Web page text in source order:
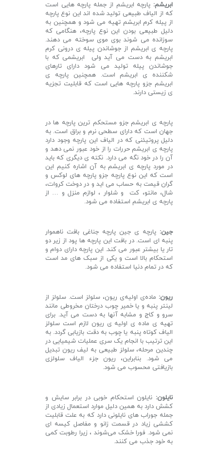
ابریشم: پارچه ابریشم از جمله پارچه هایی است
که از الیاف طبیعی تولید شده اند این نوع پارچه
از پیله کرم ابریشم تهیه می شود و همچنین به
دلیل طبیعی بودن این نوع پارچه، هنگامی که
سوزانده می شوند بوی موی سوخته می دهند.
پارچه ی ابریشم از جوشاندن پیله ی درونی کرم
ابریشم به دست می آید ولی ابریشمی که با
جوشاندن پیله تولید می شود دارای تارهای
شکننده ی ابریشم است. همچنین پارچه ی
ابریشم جزو پارچه هایی است که قابلیت تجزیه
ی زیستی دارند.
پارچه ی ابریشم جزو مستحکم ترین پارچه ها در
جهان است که دارای سطحی نرم و براق است. به
دلیل پروتیئنی که در الیاف این پارچه وجود دارد
پارچه ی ابریشم حررات را از خود عبور نمی دهد و
آن را در خود نگه می دارد. نکته ی دیگری که باید
در مورد پارچه ی ابریشم به آن اشاره کنیم این
است که این نوع پارچه جزو پارچه های لوکس و
گران قیمت به حساب می اید و در دوخت کروات،
شال، مانتو، کت و شلوار ، لوازم منزل و … از
پارچه ی ابریشم استفاده می شود.
جین: پارچه ی جین پارچه جناغی بافت ناهموار
پنبه ای است. در بافت این پارچه ها پود از زیر دو
تار یا بیشتر عبور می کند. این پارچه دارای دوام و
استحکام بالا است و یکی از سبک های مد است
که در تمام دنیا استفاده می شود.
ریون: ماده‌ی اولیه‌ی ریون، سلولز است. سلولز از
لینتر پنبه و یا خمیر چوب درختان مخروطی مانند
سرو و کاج و مشابه آنها به دست می آید. برای
تهیه ی ماده ی اولیه ی ریون لازم است سلولز
الیاف کوتاه پنبه یا چوب به دقت بازیابی گردد. به
این ترتیب با انجام یک سری عملیات شیمیایی در
چندین مرحله، سلولز طبیعی به لیف ریون تبدیل
می شود. بنابراین، ریون جزء الیاف سلولزی
بازیافتی محسوب می شود.
نایلون: نایلون استحکام خوبی در برابر سایش و
کشش دارد به همین دلیل موارد استعمال زیادی از
جمله جوراب های نایلونی دارد که به علت قابلیت
کششی زیاد در قسمت زانو و مفاصل کیسه ای
نمی شود. فورا خشک می‌شوند ، زیرا رطوبت کمی
به خود جذب می کنند.